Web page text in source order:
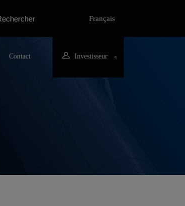
Français
Contact Investisseur